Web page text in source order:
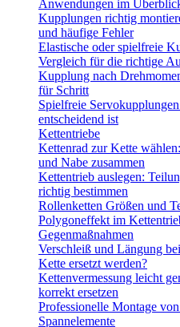
Anwendungen im
Kupplungen richtig
und häufige Fehler
Elastische oder spielfreie
Vergleich für die richtige
Kupplung nach
für Schritt
Spielfreie
entscheidend ist
Kettentriebe
Kettenrad zur Kette
und Nabe zusammen
Kettentrieb auslegen:
richtig bestimmen
Rollenketten Größen und
Polygoneffekt im
Gegenmaßnahmen
Verschleiß und Längung
Kette ersetzt werden?
Kettenvermessung leicht
korrekt ersetzen
Professionelle Montage
Spannelemente